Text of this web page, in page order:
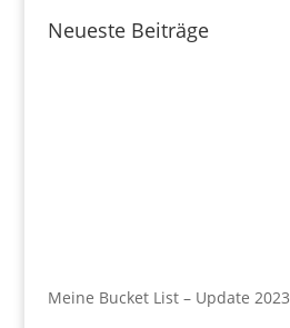
Neueste Beiträge
Meine Bucket List – Update 2023